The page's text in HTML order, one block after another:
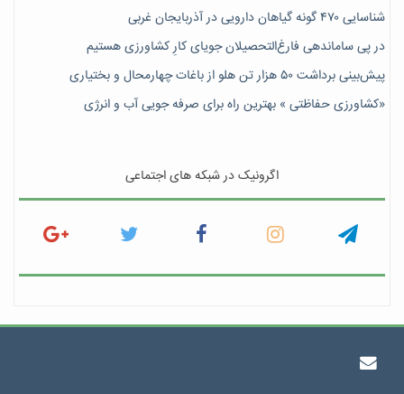
شناسایی ۴۷٠ گونه گیاهان دارویی در آذربایجان غربی
در پی ساماندهی فارغ‌التحصیلان جویای کارِ کشاورزی هستیم
پیش‎‌بینی برداشت ۵۰ هزار تن هلو از باغات چهارمحال و بختیاری
«کشاورزی حفاظتی » بهترین راه برای صرفه جویی آب و انرژی
اگرونیک در شبکه های اجتماعی